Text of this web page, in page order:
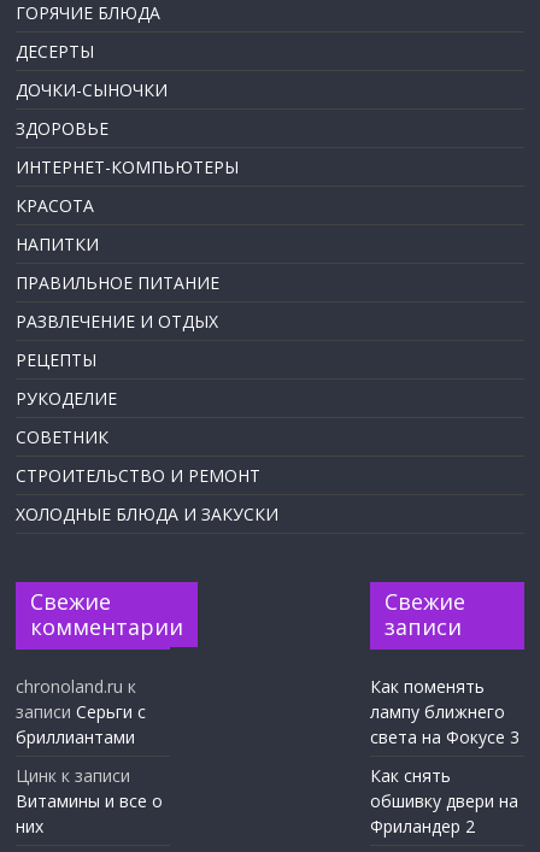
ГОРЯЧИЕ БЛЮДА
ДЕСЕРТЫ
ДОЧКИ-СЫНОЧКИ
ЗДОРОВЬЕ
ИНТЕРНЕТ-КОМПЬЮТЕРЫ
КРАСОТА
НАПИТКИ
ПРАВИЛЬНОЕ ПИТАНИЕ
РАЗВЛЕЧЕНИЕ И ОТДЫХ
РЕЦЕПТЫ
РУКОДЕЛИЕ
СОВЕТНИК
СТРОИТЕЛЬСТВО И РЕМОНТ
ХОЛОДНЫЕ БЛЮДА И ЗАКУСКИ
Свежие
комментарии
chronoland.ru к
записиСерьги с
бриллиантами
Цинк к записи
Витамины и все о
них
Свежие
записи
Как поменять
лампу ближнего
света на Фокусе 3
Как снять
обшивку двери на
Фриландер 2